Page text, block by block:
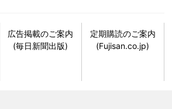
広告掲載のご案内
(毎日新聞出版)
定期購読のご案内
(Fujisan.co.jp)